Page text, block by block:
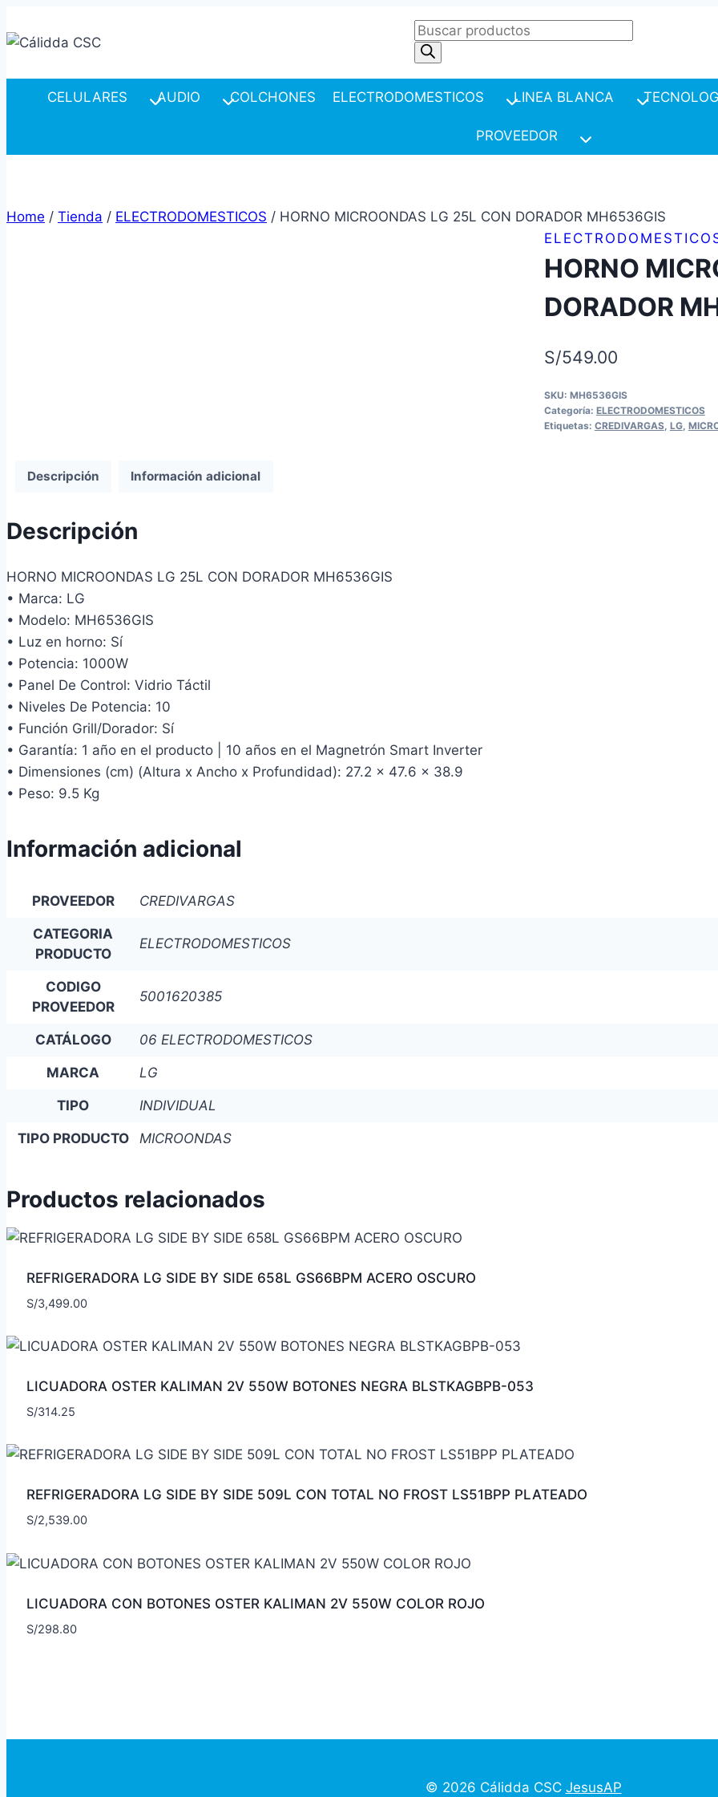
to
Products
search
CELULARES AUDIO COLCHONES ELECTRODOMESTICOS LINEA BLANCA
PROVEEDOR
Home / Tienda / ELECTRODOMESTICOS / HORNO MICROONDAS LG 25L CON DORADOR MH6536GIS
HORNO
DORADOR
S/549.00
SKU: MH6536GIS
Categoría: ELECTRODOMESTICOS
Etiquetas: CREDIVARGAS, LG,
Descripción Información adicional
Descripción
HORNO MICROONDAS LG 25L CON DORADOR MH6536GIS
• Marca: LG
• Modelo: MH6536GIS
• Luz en horno: Sí
• Potencia: 1000W
• Panel De Control: Vidrio Táctil
• Niveles De Potencia: 10
• Función Grill/Dorador: Sí
• Garantía: 1 año en el producto | 10 años en el Magnetrón Smart Inverter
• Dimensiones (cm) (Altura x Ancho x Profundidad): 27.2 x 47.6 x 38.9
• Peso: 9.5 Kg
Información adicional
PROVEEDOR CREDIVARGAS
CATEGORIA
PRODUCTO
ELECTRODOMESTICOS
CODIGO
PROVEEDOR
5001620385
CATÁLOGO 06 ELECTRODOMESTICOS
MARCA LG
TIPO INDIVIDUAL
TIPO PRODUCTO MICROONDAS
Productos relacionados
REFRIGERADORA LG SIDE BY SIDE 658L GS66BPM ACERO OSCURO
S/3,499.00
LICUADORA OSTER KALIMAN 2V 550W BOTONES NEGRA BLSTKAGBPB-053
S/314.25
REFRIGERADORA LG SIDE BY SIDE 509L CON TOTAL NO FROST LS51BPP PLATEADO
S/2,539.00
LICUADORA CON BOTONES OSTER KALIMAN 2V 550W COLOR ROJO
S/298.80
© 2026 Cálidda CSC JesusAP